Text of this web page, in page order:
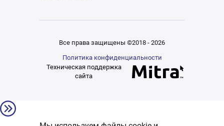
Все права защищены ©2018 - 2026
Политика конфиденциальности
Техническая поддержка
сайта